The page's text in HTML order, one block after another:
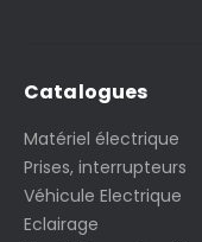
Catalogues
Matériel électrique
Prises, interrupteurs
Véhicule Electrique
Eclairage